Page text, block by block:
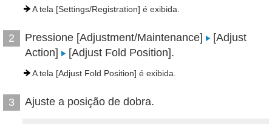
A tela [Settings/Registration] é exibida.
2 Pressione [Adjustment/Maintenance]
[Adjust
Action]
[Adjust Fold Position].
A tela [Adjust Fold Position] é exibida.
3 Ajuste a posição de dobra.